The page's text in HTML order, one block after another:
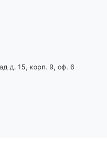
д. 15, корп. 9, оф. 6